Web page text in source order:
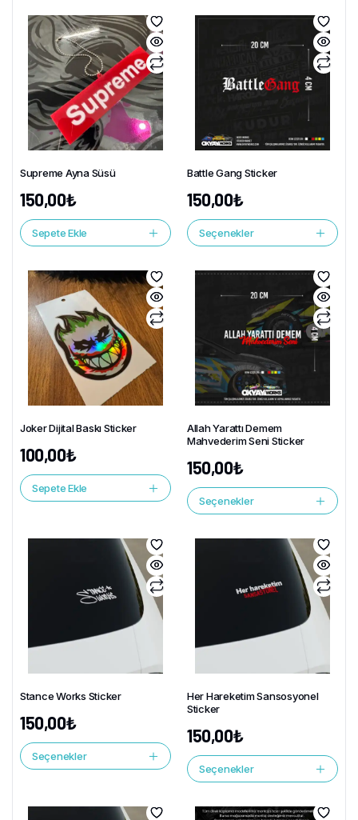
Supreme Ayna Süsü
150,00₺
Sepete Ekle
Battle Gang Sticker
150,00₺
Seçenekler
Joker Dijital Baskı Sticker
100,00₺
Sepete Ekle
Allah Yarattı Demem
Mahvederim Seni Sticker
150,00₺
Seçenekler
Stance Works Sticker
150,00₺
Seçenekler
Her Hareketim Sansosyonel
Sticker
150,00₺
Seçenekler